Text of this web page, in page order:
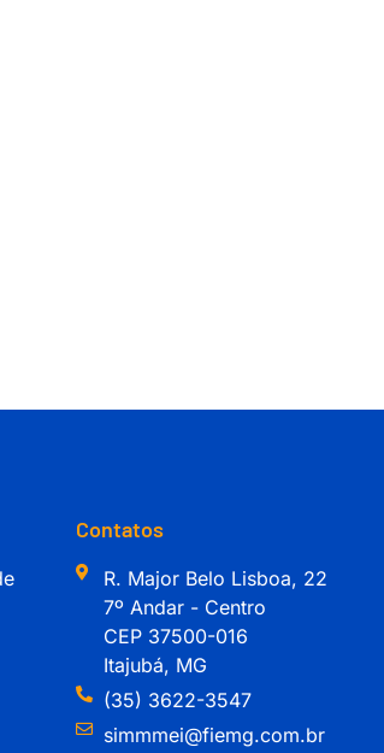
Contatos
R. Major Belo Lisboa, 22
7º Andar - Centro
CEP 37500-016
Itajubá, MG
(35) 3622-3547
simmmei@fiemg.com.br